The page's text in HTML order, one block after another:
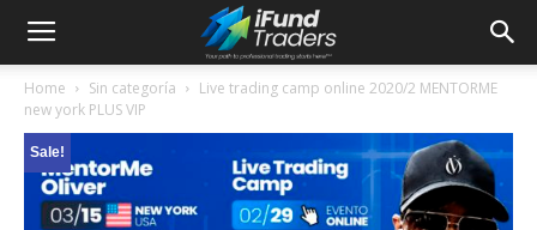
Home Sin categoría
Live trading camp online 2020/2 MENTORME
new york PLUS VIP
Sale!